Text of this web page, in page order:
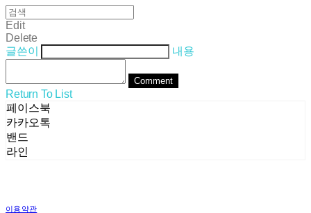
Edit
Delete
글쓴이
내용
Comment
Return To List
페이스북
카카오톡
밴드
라인
이용약관